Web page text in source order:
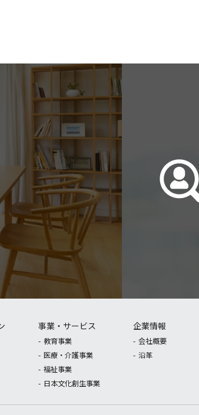
事業・サービス
教育事業
医療・介護事業
福祉事業
日本文化創生事業
企業情報
会社概要
沿革